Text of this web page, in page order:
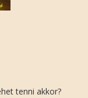
tenni akkor?